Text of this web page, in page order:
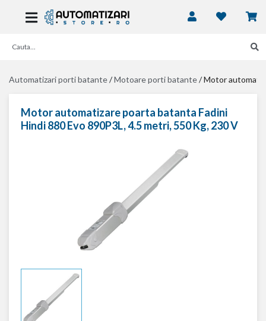
Automatizari porti batante/Motoare porti batante/Motor
Motor automatizare poarta batanta Fadini
Hindi 880 Evo 890P3L, 4.5 metri, 550 Kg, 230 V